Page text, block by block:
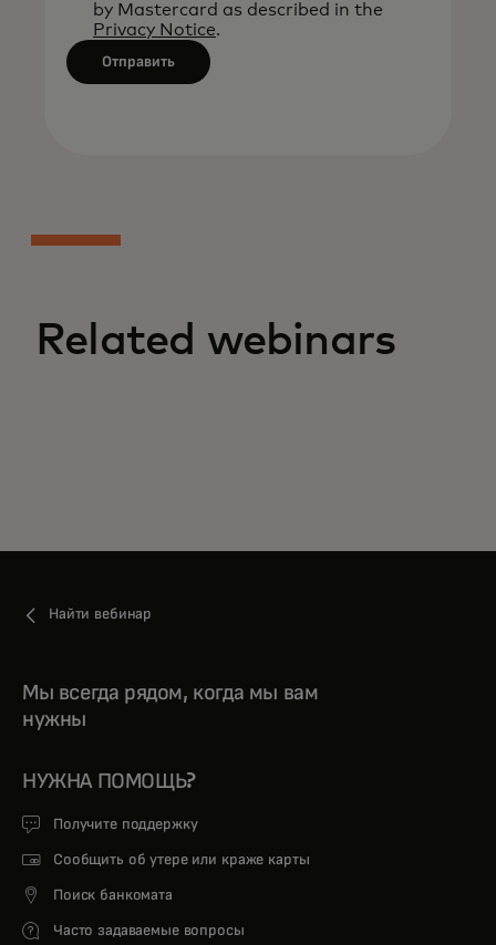
characters.
by Mastercard as described in the
Privacy Notice.
Отправить
Related webinars
Найти вебинар
Мы всегда рядом, когда мы вам
нужны
НУЖНА ПОМОЩЬ?
Получите поддержку
Сообщить об утере или краже карты
Поиск банкомата
Часто задаваемые вопросы